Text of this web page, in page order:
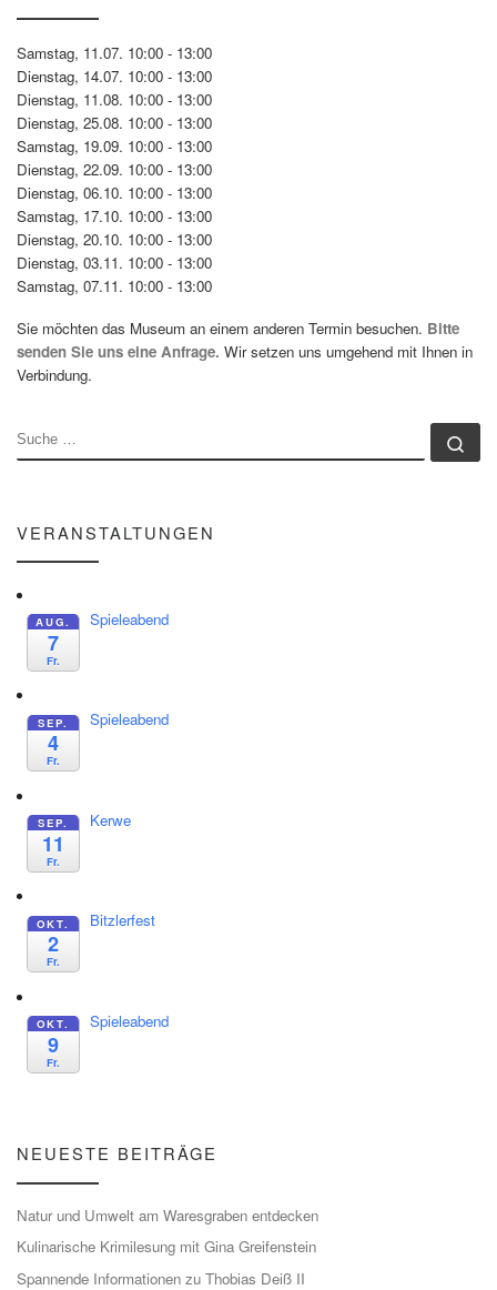
Samstag, 11.07. 10:00 - 13:00
Dienstag, 14.07. 10:00 - 13:00
Dienstag, 11.08. 10:00 - 13:00
Dienstag, 25.08. 10:00 - 13:00
Samstag, 19.09. 10:00 - 13:00
Dienstag, 22.09. 10:00 - 13:00
Dienstag, 06.10. 10:00 - 13:00
Samstag, 17.10. 10:00 - 13:00
Dienstag, 20.10. 10:00 - 13:00
Dienstag, 03.11. 10:00 - 13:00
Samstag, 07.11. 10:00 - 13:00
Sie möchten das Museum an einem anderen Termin besuchen. Bitte
senden Sie uns eine Anfrage. Wir setzen uns umgehend mit Ihnen in
Verbindung.
SUCHE
VERANSTALTUNGEN
AUG.
7
Fr.
Spieleabend
SEP.
4
Fr.
Spieleabend
SEP.
11
Fr.
Kerwe
OKT.
2
Fr.
Bitzlerfest
OKT.
9
Fr.
Spieleabend
NEUESTE BEITRÄGE
Natur und Umwelt am Waresgraben entdecken
Kulinarische Krimilesung mit Gina Greifenstein
Spannende Informationen zu Thobias Deiß II